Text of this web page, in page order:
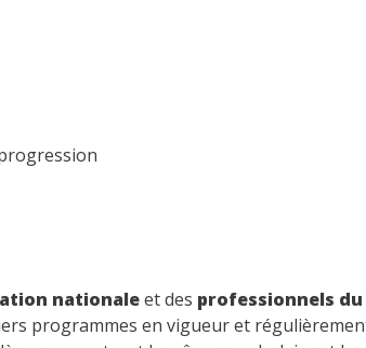
nationaleet des professionnels
programmes en vigueur et